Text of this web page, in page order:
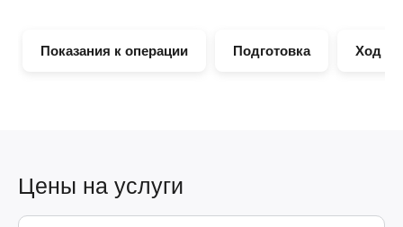
Показания к операции Подготовка Ход
Цены на услуги